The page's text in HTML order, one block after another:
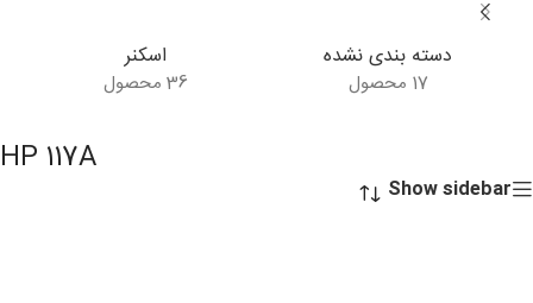
دسته بندی نشده
17 محصول
اسکنر
36 محصول
HP 117A
Show sidebar